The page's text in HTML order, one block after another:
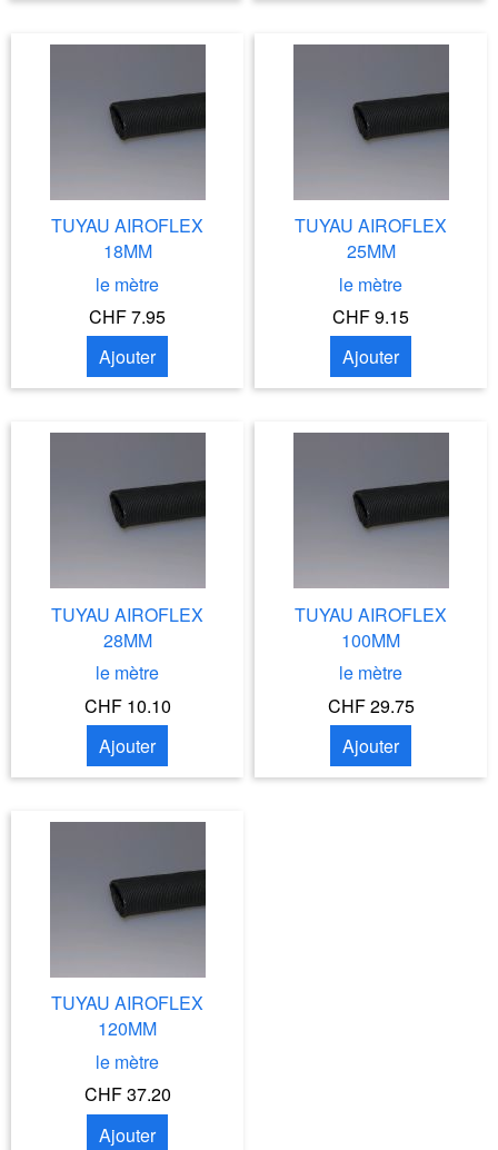
TUYAU AIROFLEX
18MM
le mètre
CHF 7.95
Ajouter
TUYAU AIROFLEX
25MM
le mètre
CHF 9.15
Ajouter
TUYAU AIROFLEX
28MM
le mètre
CHF 10.10
Ajouter
TUYAU AIROFLEX
100MM
le mètre
CHF 29.75
Ajouter
TUYAU AIROFLEX
120MM
le mètre
CHF 37.20
Ajouter